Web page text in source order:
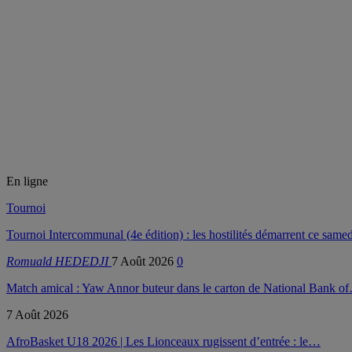
En ligne
Tournoi
Tournoi Intercommunal (4e édition) : les hostilités démarrent ce
Romuald HEDEDJI 7 Août 2026 0
Match amical : Yaw Annor buteur dans le carton de National Bank
7 Août 2026
AfroBasket U18 2026 | Les Lionceaux rugissent d’entrée : le…